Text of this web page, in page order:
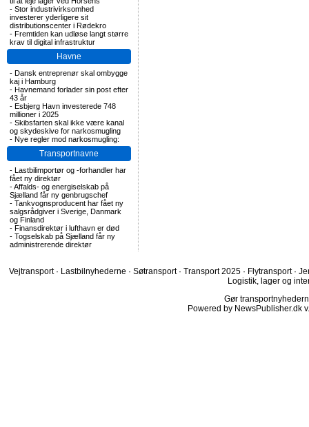
- Stor industrivirksomhed
investerer yderligere sit
distributionscenter i Rødekro
- Fremtiden kan udløse langt større
krav til digital infrastruktur
Havne
- Dansk entreprenør skal ombygge
kaj i Hamburg
- Havnemand forlader sin post efter
43 år
- Esbjerg Havn investerede 748
millioner i 2025
- Skibsfarten skal ikke være kanal
og skydeskive for narkosmugling
- Nye regler mod narkosmugling:
Transportnavne
- Lastbilimportør og -forhandler har
fået ny direktør
-Affalds- og energiselskab på
Sjælland får ny genbrugschef
- Tankvognsproducent har fået ny
salgsrådgiver i Sverige, Danmark
og Finland
- Finansdirektør i lufthavn er død
- Togselskab på Sjælland får ny
administrerende direktør
Vejtransport · Lastbilnyhederne · Søtransport · Transport 2025 · Flytransport ·
Logistik, lager og
Gør
Powered by NewsPublisher.dk